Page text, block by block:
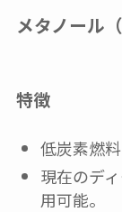
メタノール
特徴
低炭素燃
現在のデ
用可能。